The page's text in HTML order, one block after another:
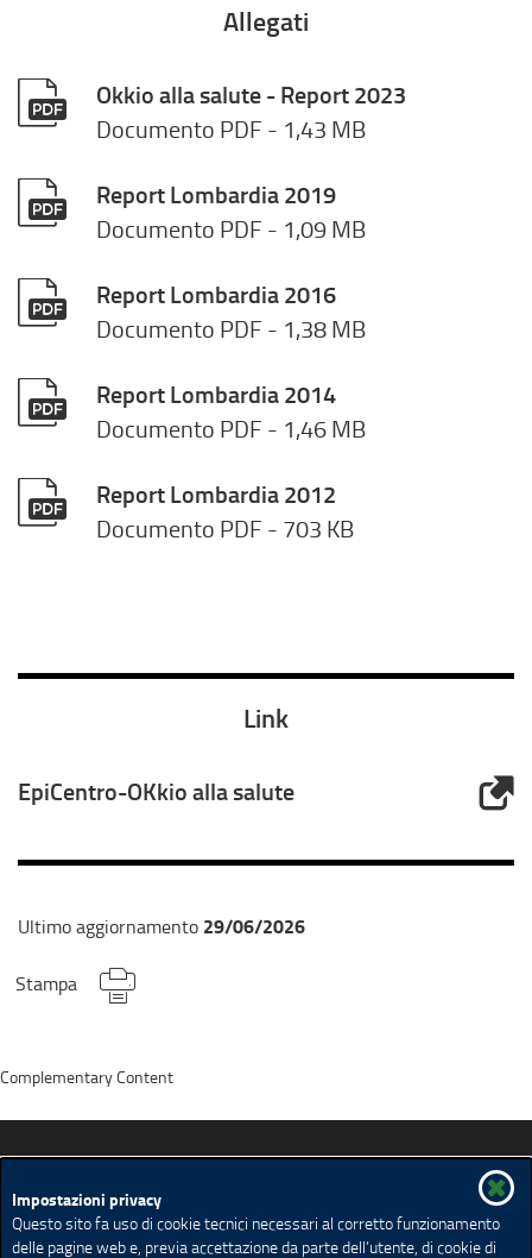
Allegati
Okkio alla salute - Report 2023
Documento PDF - 1,43 MB
Report Lombardia 2019
Documento PDF - 1,09 MB
Report Lombardia 2016
Documento PDF - 1,38 MB
Report Lombardia 2014
Documento PDF - 1,46 MB
Report Lombardia 2012
Documento PDF - 703 KB
Link
EpiCentro-OKkio alla salute
Ultimo aggiornamento 29/06/2026
Stampa
Impostazioni privacy
Questo sito fa uso di cookie tecnici necessari al corretto funzionamento
delle pagine web e, previa accettazione da parte dell’utente, di cookie di
Complementary Content